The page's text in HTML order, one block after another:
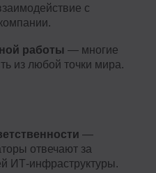
с
работы — многие
из любой точки мира.
—
отвечают за
ИТ-инфраструктуры.